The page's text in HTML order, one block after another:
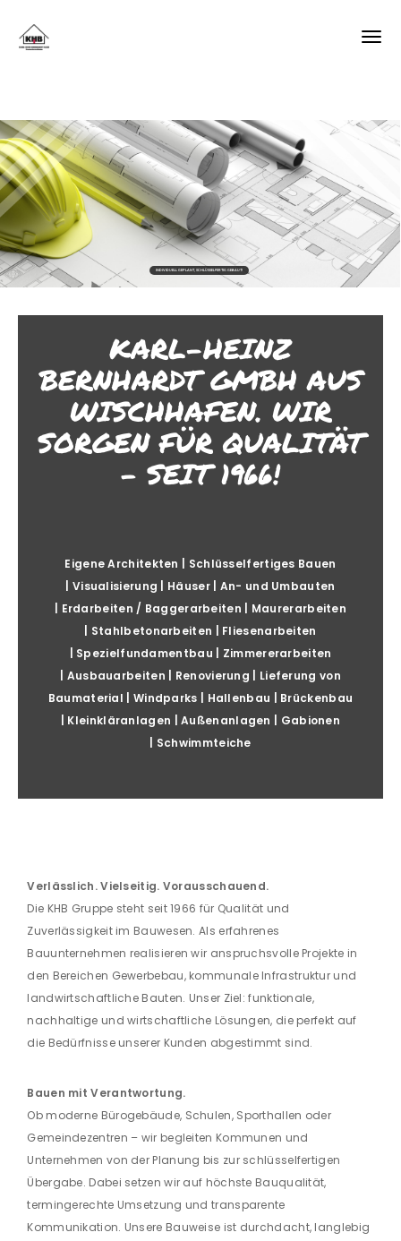
KARL-HEINZ
BERNHARDT GMBH AUS
WISCHHAFEN. WIR
SORGEN FÜR QUALITÄT
– SEIT 1966!
Eigene Architekten | Schlüsselfertiges Bauen
| Visualisierung | Häuser | An- und Umbauten
| Erdarbeiten / Baggerarbeiten | Maurerarbeiten
| Stahlbetonarbeiten | Fliesenarbeiten
| Spezielfundamentbau | Zimmererarbeiten
| Ausbauarbeiten | Renovierung | Lieferung von
Baumaterial | Windparks | Hallenbau | Brückenbau
| Kleinkläranlagen | Außenanlagen | Gabionen
| Schwimmteiche
Verlässlich. Vielseitig. Vorausschauend.
Die KHB Gruppe steht seit 1966 für Qualität und
Zuverlässigkeit im Bauwesen. Als erfahrenes
Bauunternehmen realisieren wir anspruchsvolle Projekte in
den Bereichen Gewerbebau, kommunale Infrastruktur und
landwirtschaftliche Bauten. Unser Ziel: funktionale,
nachhaltige und wirtschaftliche Lösungen, die perfekt auf
die Bedürfnisse unserer Kunden abgestimmt sind.
Bauen mit Verantwortung.
Ob moderne Bürogebäude, Schulen, Sporthallen oder
Gemeindezentren – wir begleiten Kommunen und
Unternehmen von der Planung bis zur schlüsselfertigen
Übergabe. Dabei setzen wir auf höchste Bauqualität,
termingerechte Umsetzung und transparente
Kommunikation. Unsere Bauweise ist durchdacht, langlebig